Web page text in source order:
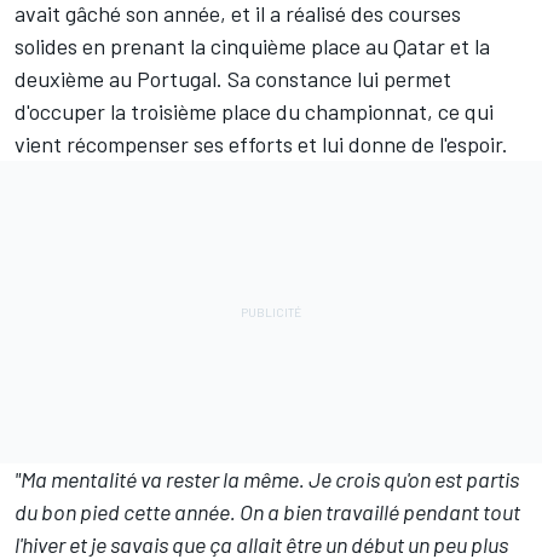
avait gâché son année, et il a réalisé des courses
solides en prenant la cinquième place au Qatar et la
deuxième au Portugal. Sa constance lui permet
d'occuper la troisième place du championnat, ce qui
vient récompenser ses efforts et lui donne de l'espoir.
"Ma mentalité va rester la même. Je crois qu'on est partis
du bon pied cette année. On a bien travaillé pendant tout
l'hiver et je savais que ça allait être un début un peu plus